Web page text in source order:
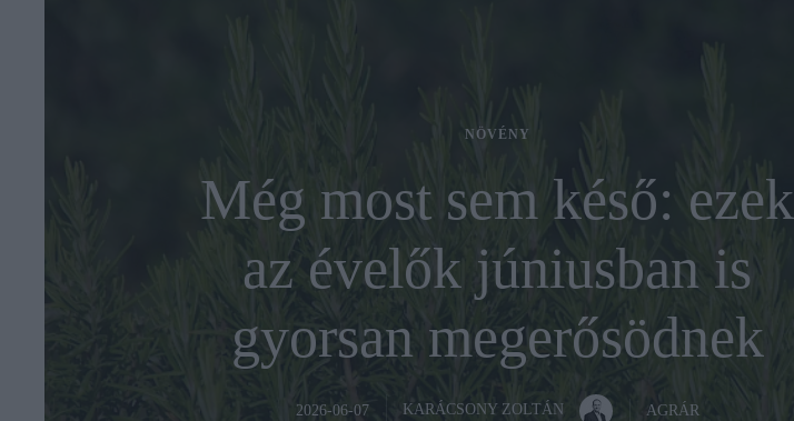
NÖVÉNY
Még most sem késő: ezek
az évelők júniusban is
gyorsan megerősödnek
2026-06-07 KARÁCSONY ZOLTÁN AGRÁR